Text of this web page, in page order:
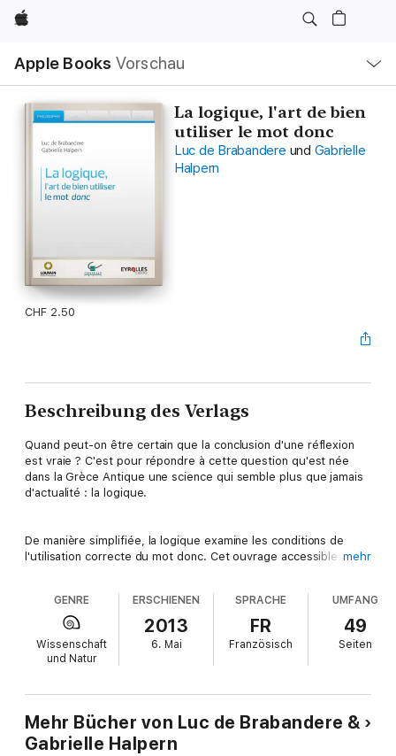
Apple
Apple Books Vorschau
Navigation
Menü
öffnen
La logique, l'art de bien
utiliser le mot donc
Luc de Brabandere und Gabrielle
Halpern
CHF 2.50
Beschreibung des Verlags
Quand peut-on être certain que la conclusion d'une réflexion
est vraie ? C'est pour répondre à cette question qu'est née
dans la Grèce Antique une science qui semble plus que jamais
d'actualité : la logique.
De manière simplifiée, la logique examine les conditions de
l'utilisation correcte du mot donc. Cet ouvrage accessible aux
moments forts et également les conflits qui ont agité les
philosophes.
mehr
GENRE
Wissenschaft
und Natur
ERSCHIENEN
2013
6. Mai
SPRACHE
FR
Französisch
UMFANG
49
Seiten
Mehr Bücher von Luc de Brabandere &
Gabrielle Halpern